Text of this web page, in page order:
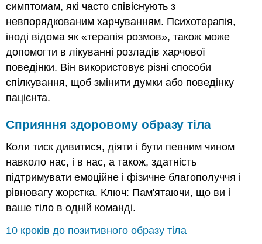
симптомам, які часто співіснують з
невпорядкованим харчуванням. Психотерапія,
іноді відома як «терапія розмов», також може
допомогти в лікуванні розладів харчової
поведінки. Він використовує різні способи
спілкування, щоб змінити думки або поведінку
пацієнта.
Сприяння здоровому образу тіла
Коли тиск дивитися, діяти і бути певним чином
навколо нас, і в нас, а також, здатність
підтримувати емоційне і фізичне благополуччя і
рівновагу жорстка. Ключ: Пам'ятаючи, що ви і
ваше тіло в одній команді.
10 кроків до позитивного образу тіла